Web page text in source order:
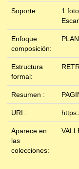
Soporte:
1
Enfoque
composición:
Estructura
formal:
Resumen :
URI :
Aparece en
las
colecciones: